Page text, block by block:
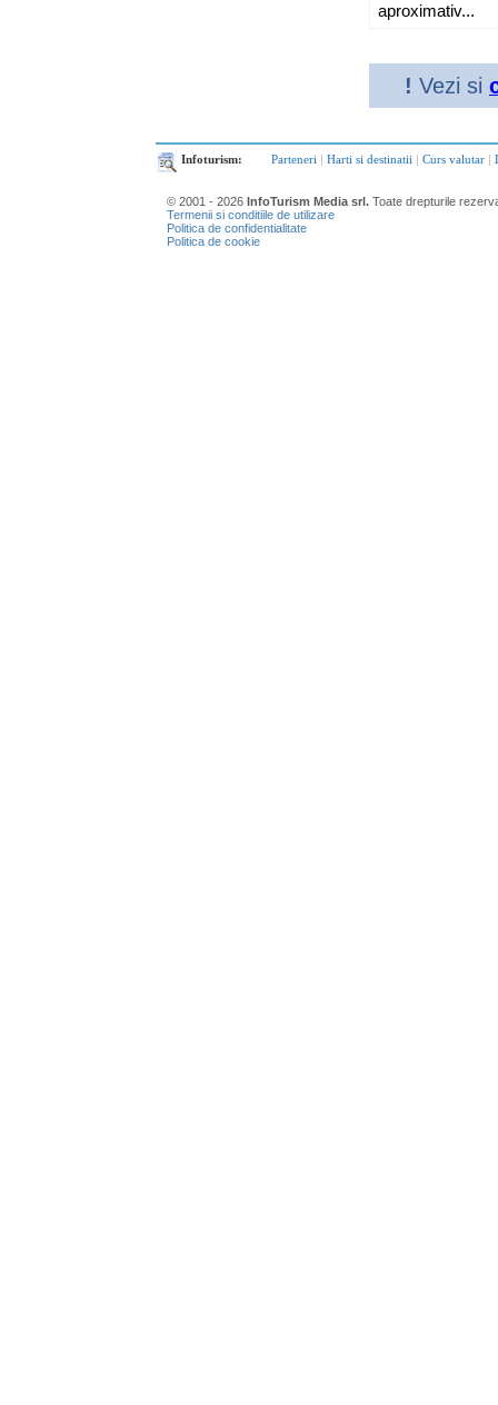
aproximativ...
! Vezi si
Infoturism: Parteneri | Harti si destinatii | Curs valutar |
© 2001 - 2026 InfoTurism Media srl. Toate drepturile
Termenii si conditiile de utilizare
Politica de confidentialitate
Politica de cookie